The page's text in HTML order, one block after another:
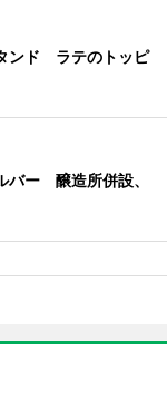
ンド ラテのトッピ
バー 醸造所併設、